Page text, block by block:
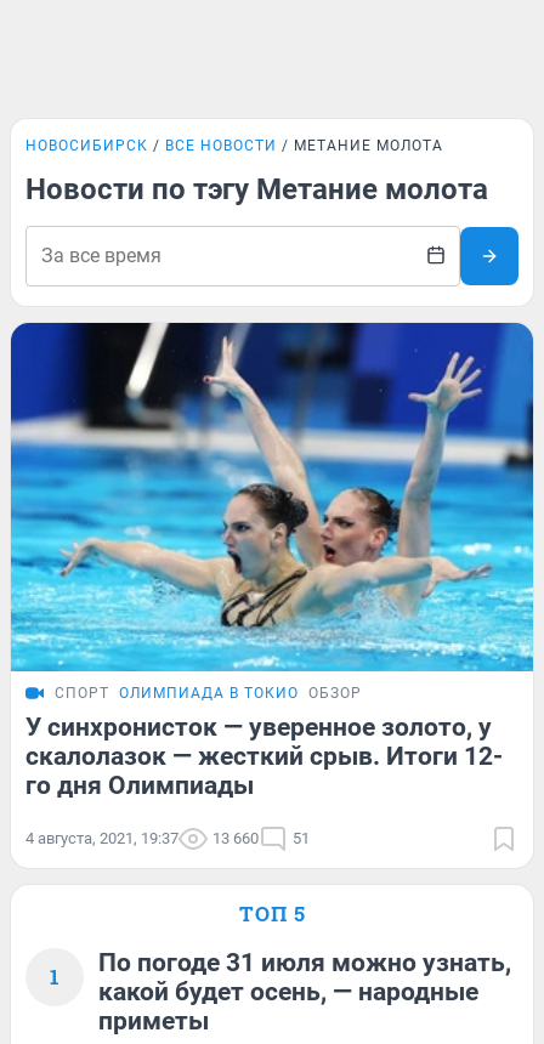
НОВОСИБИРСК ВСЕ НОВОСТИ МЕТАНИЕ МОЛОТА
Новости по тэгу Метание молота
СПОРТ ОЛИМПИАДА В ТОКИО ОБЗОР
У синхронисток — уверенное золото, у
скалолазок — жесткий срыв. Итоги 12-
го дня Олимпиады
4 августа, 2021, 19:37 13 660 51
ТОП 5
1
По погоде 31 июля можно узнать,
какой будет осень, — народные
приметы